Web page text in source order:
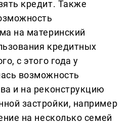
кредит. Также
на материнский
кредитных
с этого года у
возможность
и на реконструкцию
застройки, например
на несколько семей